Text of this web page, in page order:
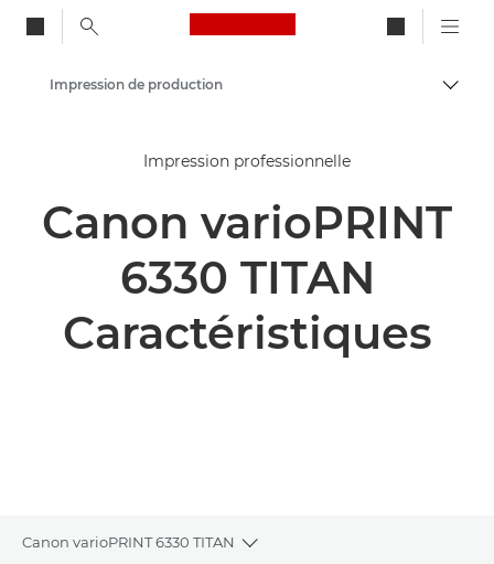
Canon Logo, back to
Solutions et services
Produits professionnels
Impression de production
Impression professionnelle
Canon varioPRINT
6330 TITAN
Caractéristiques
Canon varioPRINT 6330 TITAN
Toggle breadcrumbs